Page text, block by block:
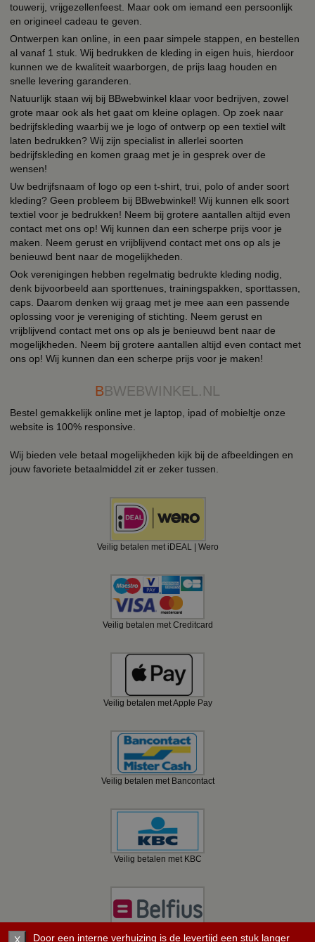
touwerij, vrijgezellenfeest. Maar ook om iemand een persoonlijk
en origineel cadeau te geven.
Ontwerpen kan online, in een paar simpele stappen, en bestellen
al vanaf 1 stuk. Wij bedrukken de kleding in eigen huis, hierdoor
kunnen we de kwaliteit waarborgen, de prijs laag houden en
snelle levering garanderen.
Natuurlijk staan wij bij BBwebwinkel klaar voor bedrijven, zowel
grote maar ook als het gaat om kleine oplagen. Op zoek naar
bedrijfskleding waarbij we je logo of ontwerp op een textiel wilt
laten bedrukken? Wij zijn specialist in allerlei soorten
bedrijfskleding en komen graag met je in gesprek over de
wensen!
Uw bedrijfsnaam of logo op een t-shirt, trui, polo of ander soort
kleding? Geen probleem bij BBwebwinkel! Wij kunnen elk soort
textiel voor je bedrukken! Neem bij grotere aantallen altijd even
contact met ons op! Wij kunnen dan een scherpe prijs voor je
maken. Neem gerust en vrijblijvend contact met ons op als je
benieuwd bent naar de mogelijkheden.
Ook verenigingen hebben regelmatig bedrukte kleding nodig,
denk bijvoorbeeld aan sporttenues, trainingspakken, sporttassen,
caps. Daarom denken wij graag met je mee aan een passende
oplossing voor je vereniging of stichting. Neem gerust en
vrijblijvend contact met ons op als je benieuwd bent naar de
mogelijkheden. Neem bij grotere aantallen altijd even contact met
ons op! Wij kunnen dan een scherpe prijs voor je maken!
BBWEBWINKEL.NL
Bestel gemakkelijk online met je laptop, ipad of mobieltje onze
website is 100% responsive.
Wij bieden vele betaal mogelijkheden kijk bij de afbeeldingen en
jouw favoriete betaalmiddel zit er zeker tussen.
Veilig betalen met iDEAL | Wero
Veilig betalen met Creditcard
Veilig betalen met Apple Pay
Veilig betalen met Bancontact
Veilig betalen met KBC
Veilig betalen met Belfius
Door een interne verhuizing is de levertijd een stuk langer